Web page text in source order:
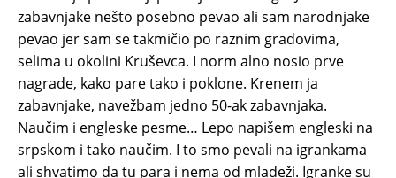
zabavnjake nešto posebno pevao ali sam narodnjake
pevao jer sam se takmičio po raznim gradovima,
selima u okolini Kruševca. I norm alno nosio prve
nagrade, kako pare tako i poklone. Krenem ja
zabavnjake, navežbam jedno 50-ak zabavnjaka.
Naučim i engleske pesme… Lepo napišem engleski na
srpskom i tako naučim. I to smo pevali na igrankama
ali shvatimo da tu para i nema od mladeži. Igranke su